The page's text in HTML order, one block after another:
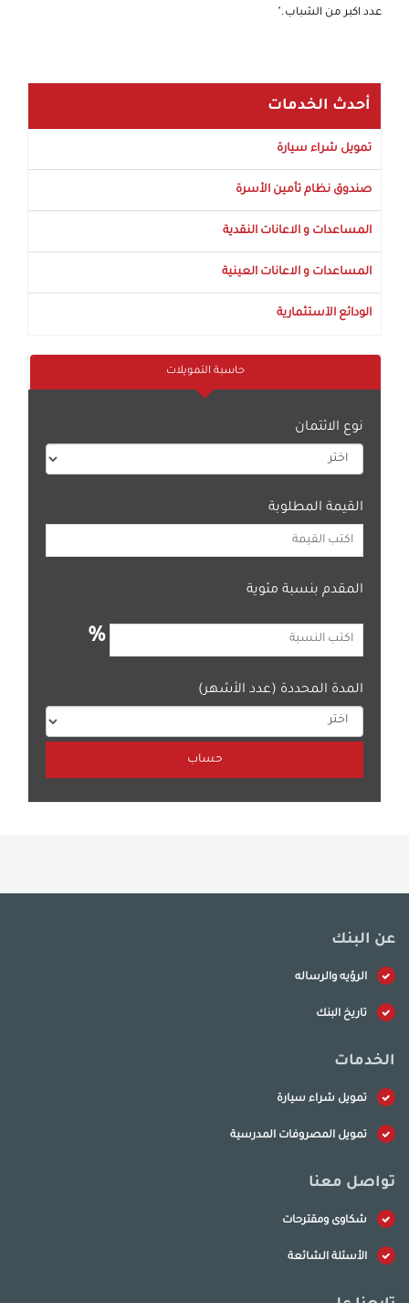
عدد اكبر من الشباب."
أحدث الخدمات
تمويل شراء سيارة
صندوق نظام تأمين الأسرة
المساعدات و الاعانات النقدية
المساعدات و الاعانات العينية
الودائع الآستثمارية
حاسبة التمويلات
نوع الائتمان
القيمة المطلوبة
المقدم بنسبة مئوية
%
المدة المحددة (عدد الأشهر)
عن البنك
الرؤيه والرساله
تاريخ البنك
الخدمات
تمويل شراء سيارة
تمويل المصروفات المدرسية
تواصل معنا
شكاوى ومقترحات
الأسئلة الشائعة